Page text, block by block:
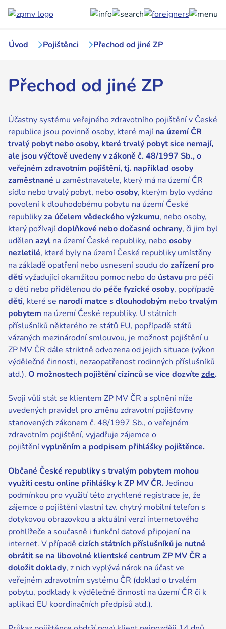
Přejít
obsahu
Úvod Pojištěnci Přechod od jiné ZP
Přechod od jiné ZP
Účastny systému veřejného zdravotního pojištění v České
republice jsou povinně osoby, které mají na území ČR
trvalý pobyt nebo osoby, které trvalý pobyt sice nemají,
ale jsou výčtově uvedeny v zákoně č. 48/1997 Sb., o
veřejném zdravotním pojištění, tj. například osoby
zaměstnané u zaměstnavatele, který má na území ČR
sídlo nebo trvalý pobyt, neboosoby, kterým bylo vydáno
povolení k dlouhodobému pobytu na území České
republikyza účelem vědeckého výzkumu, nebo osoby,
který požívajídoplňkové nebo dočasné ochrany, či jim byl
udělen azyl na území České republiky, neboosoby
nezletilé, které byly na území České republiky umístěny
na základě opatření nebo usnesení soudu dozařízení pro
dětivyžadující okamžitou pomoc nebo do ústavu pro péči
o děti nebo přidělenou do péče fyzické osoby, popřípadě
děti, které se narodí matce s dlouhodobým nebotrvalým
pobytem na území České republiky. U státních
příslušníků některého ze států EU, popřípadě států
vázaných mezinárodní smlouvou, je možnost pojištění u
ZP MV ČR dále striktně odvozena od jejich situace (výkon
výdělečné činnosti, nezaopatřenost rodinných příslušníků
atd.). O možnostech pojištění cizinců se více dozvíte zde.
Svoji vůli stát se klientem ZP MV ČR a splnění níže
uvedených pravidel pro změnu zdravotní pojišťovny
stanovených zákonem č. 48/1997 Sb., o veřejném
zdravotním pojištění, vyjadřuje zájemce o
pojištěnívyplněním a podpisem přihlášky pojištěnce.
Občané České republiky s trvalým pobytem mohou
využíti cestu online přihlášky k ZP MV ČR. Jedinou
podmínkou pro využití této zrychlené registrace je, že
zájemce o pojištění vlastní tzv. chytrý mobilní telefon s
dotykovou obrazovkou a aktuální verzí internetového
prohlížeče a současně i funkční datové připojení na
internet. V případě cizích státních příslušníků je nutné
obrátit se na libovolné klientské centrum ZP MV ČR a
doložit doklady, z nich vyplývá nárok na účast ve
veřejném zdravotním systému ČR (doklad o trvalém
pobytu, podklady k výdělečné činnosti na území ČR či k
aplikaci EU koordinačních předpisů atd.).